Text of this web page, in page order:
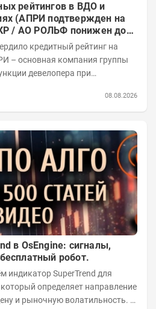
рейтингов в ВДО и
(АПРИ подтвержден на
/ АО РОЛЬФ понижен до
на уровне BBB.ru)
девелопера при
08.08.2026
в OsEngine: сигналы,
робот.
индикатор SuperTrend для
определяет направление
и рыночную волатильность. В